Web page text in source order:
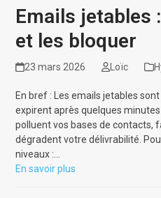
Emails jetables
et les bloquer
23 mars 2026 Loïc
En bref : Les emails jetables
expirent après quelques
polluent vos bases de contacts,
dégradent votre délivrabilité.
niveaux :…
En savoir plus